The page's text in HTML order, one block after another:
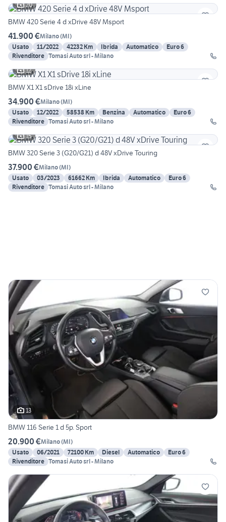
20
BMW 420 Serie 4 d xDrive 48V Msport
41.900 €Milano(MI)
Usato
11/2022 42232 Km Ibrida Automatico
Euro 6
Rivenditore Tomasi Auto srl - Milano
12
BMW X1 X1 sDrive 18i xLine
34.900 €Milano(MI)
Usato
12/2022 58538 Km Benzina Automatico
Euro 6
Rivenditore Tomasi Auto srl - Milano
15
BMW 320 Serie 3 (G20/G21) d 48V xDrive Touring
37.900 €Milano(MI)
Usato
03/2023 61662 Km Ibrida Automatico
Euro 6
Rivenditore Tomasi Auto srl - Milano
13
BMW 116 Serie 1 d 5p. Sport
20.900 €Milano(MI)
Usato
06/2021 72100 Km Diesel Automatico
Euro 6
Rivenditore Tomasi Auto srl - Milano